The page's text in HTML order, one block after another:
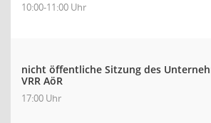
10:00-11:00 Uhr
nicht öffentliche Sitzung des
VRR AöR
17:00 Uhr